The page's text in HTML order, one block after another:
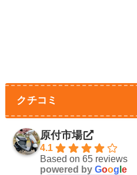
クチコミ
原付市場
4.1
Based on 65 reviews
powered by Goog e